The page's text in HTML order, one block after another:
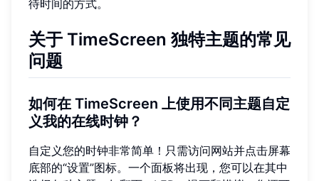
待时间的方式。
关于 TimeScreen 独特主题的常见
问题
如何在 TimeScreen 上使用不同主题自定
义我的在线时钟？
自定义您的时钟非常简单！只需访问网站并点击屏幕
底部的“设置”图标。一个面板将出现，您可以在其中